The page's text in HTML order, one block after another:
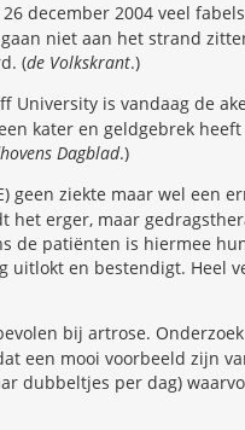
december 2004 veel
niet aan het strand
(de Volkskrant.)
University is vandaag de
kater en geldgebrek heeft
Dagblad.)
geen ziekte maar wel een
het erger, maar
de patiënten is hiermee
uitlokt en bestendigt. Heel
bij artrose.
een mooi voorbeeld zijn
dubbeltjes per dag)